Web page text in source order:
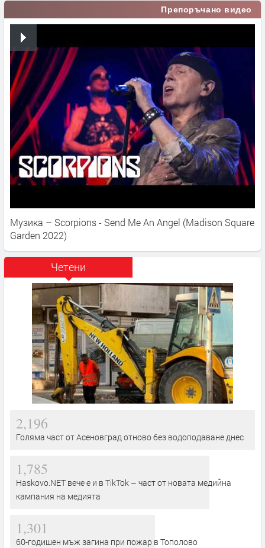
Препоръчано видео
Музика – Scorpions - Send Me An Angel (Madison Square
Garden 2022)
Четени
2,196
Голяма част от Асеновград отново без водоподаване днес
1,785
Haskovo.NET вече е и в TikTok – част от новата медийна
кампания на медията
1,301
60-годишен мъж загина при пожар в Тополово